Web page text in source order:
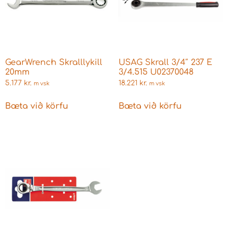
GearWrench Skralllykill
20mm
5.177 kr. m vsk
Bæta við körfu
USAG Skrall 3/4″ 237 E
3/4.515 U02370048
18.221 kr. m vsk
Bæta við körfu